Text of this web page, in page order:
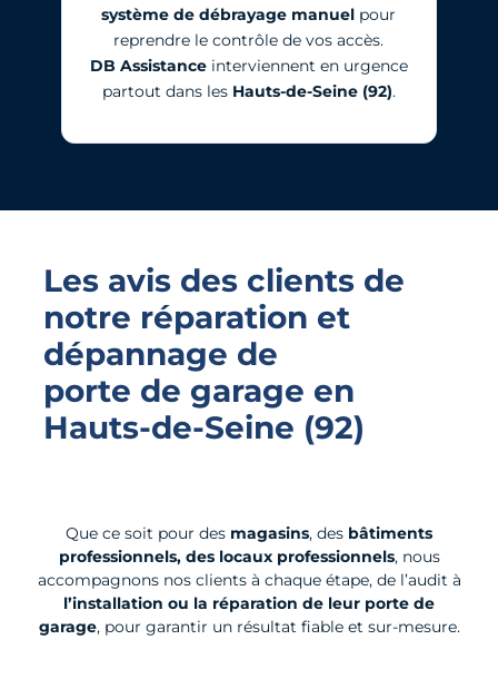
système de débrayage manuel pour
reprendre le contrôle de vos accès.
DB Assistanceinterviennent en urgence
partout dans les Hauts-de-Seine (92).
Les avis des clients de
notre réparation et
dépannage de
porte de garage en
Hauts-de-Seine (92)
Que ce soit pour des magasins, des bâtiments
professionnels, des locaux professionnels, nous
accompagnons nos clients à chaque étape, de l’audit à
l’installation ou la réparation de leur porte de
garage, pour garantir un résultat fiable et sur-mesure.